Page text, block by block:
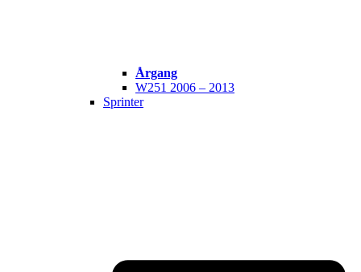
Årgang
W251 2006 – 2013
Sprinter